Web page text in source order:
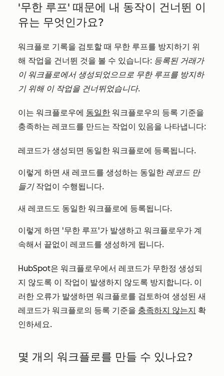
'무한 루프' 때문에 내 동작이 건너뛴 이
유는 무엇인가요?
워크플로 기록을 검토할 때 무한 루프를 방지하기 위
해 작업을 건너뛴 것을 볼 수 있습니다: 등록된 거래가
이 워크플로에서 생성되었으므로 무한 루프를 방지하
기 위해 이 작업을 건너뛰었습니다.
이는 워크플로우에 동일한 워크플로우의 등록 기준을
충족하는 레코드를 만드는 작업이 있음을 나타냅니다:
레코드가 생성되면 동일한 워크플로에 등록됩니다.
이렇게 하면 새 레코드를 생성하는 동일한 레코드 만
들기작업이 수행됩니다.
새 레코드도 동일한 워크플로에 등록됩니다.
이렇게 하면 '무한 루프'가 발생하고 워크플로우가 계
속해서 끝없이 레코드를 생성하게 됩니다.
HubSpot은 워크플로우에서 레코드가 무한정 생성되
지 않도록 이 작업이 발생하지 않도록 방지합니다. 이
러한 오류가 발생하면 워크플로를 검토하여 생성된 새
레코드가 워크플로의 등록 기준을 충족하지 않는지 확
인하세요.
몇 개의 워크플로를 만들 수 있나요?